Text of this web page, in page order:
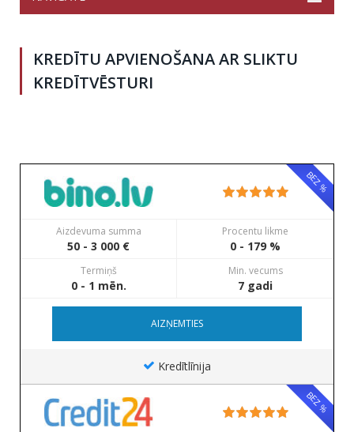
KREDĪTU APVIENOŠANA AR SLIKTU
KREDĪTVĒSTURI
BEZ %
Aizdevuma summa
50 - 3 000 €
Procentu likme
0 - 179 %
Termiņš
0 - 1 mēn.
Min. vecums
7 gadi
AIZŅEMTIES
Kredītlīnija
BEZ %